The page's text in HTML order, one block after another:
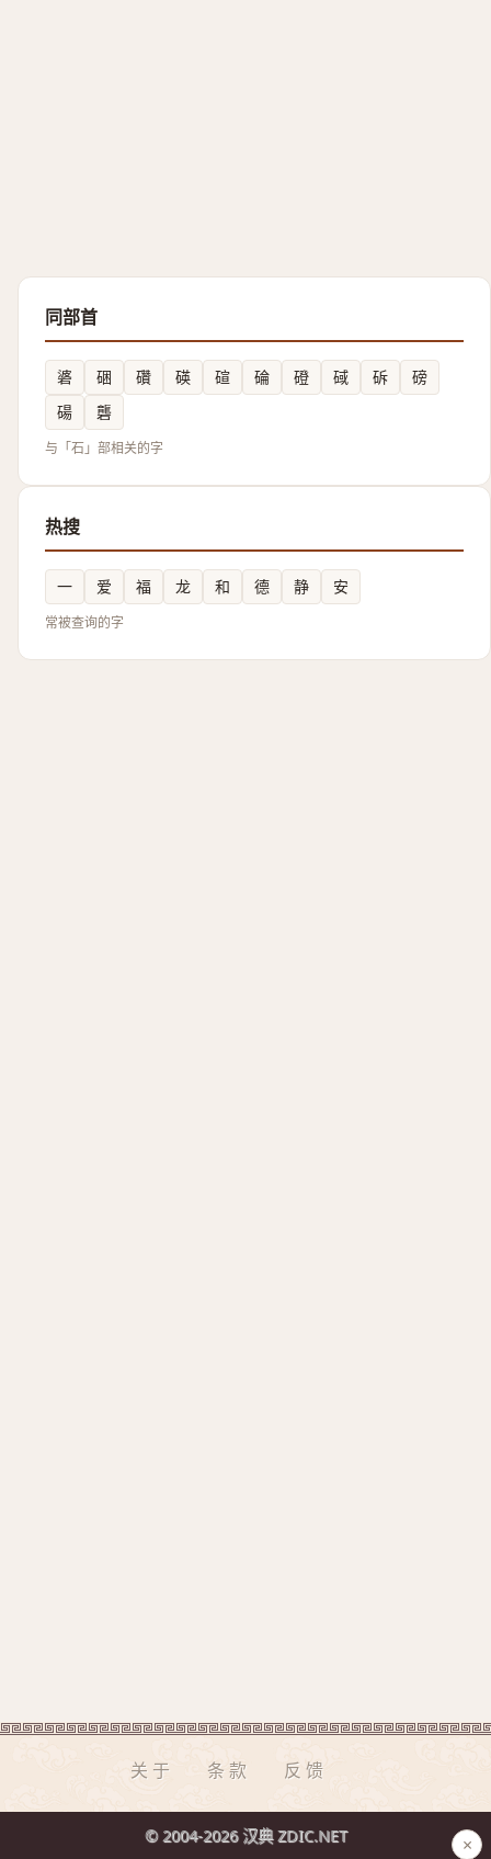
同部首
碆 硱 礸 碤 碹 碖 磴 䂸 䂨
磅
碭
礱
与「石」部相关的字
热搜
一 爱 福 龙 和 德 静 安
常被查询的字
关于 条款 反馈
© 2004-2026 汉典 ZDIC.NET ×